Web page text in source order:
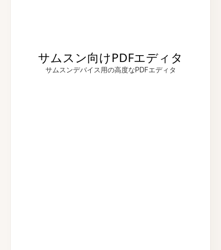
サムスン向けPDFエディタ
サムスンデバイス用の高度なPDFエディタ